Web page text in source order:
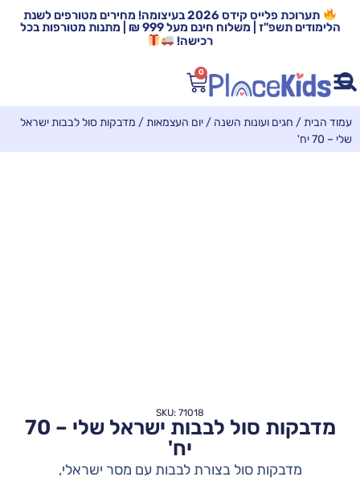
תערוכת פלייס קידס 2026 בעיצומה! מחירים מטורפים לשנת
הלימודים תשפ"ז | משלוח חינם מעל 999 ₪ | מתנות מטורפות בכל
רכישה!
0
עמוד הבית/ חגים ועונות השנה / יום העצמאות/ מדבקות סול לבבות ישראל
שלי – 70 יח'
SKU: 71018
מדבקות סול לבבות ישראל שלי – 70
יח'
מדבקות סול בצורת לבבות עם מסר ישראלי,